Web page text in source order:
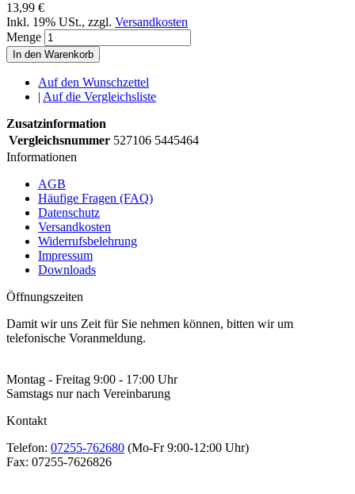
13,99 €
Inkl. 19% USt., zzgl. Versandkosten
Menge
In den Warenkorb
Auf den Wunschzettel
| Auf die Vergleichsliste
Zusatzinformation
Vergleichsnummer 527106 5445464
Informationen
AGB
Häufige Fragen (FAQ)
Datenschutz
Versandkosten
Widerrufsbelehrung
Impressum
Downloads
Öffnungszeiten
Damit wir uns Zeit für Sie nehmen können, bitten wir um
telefonische Voranmeldung.
Montag - Freitag 9:00 - 17:00 Uhr
Samstags nur nach Vereinbarung
Kontakt
Telefon: 07255-762680 (Mo-Fr 9:00-12:00 Uhr)
Fax: 07255-7626826